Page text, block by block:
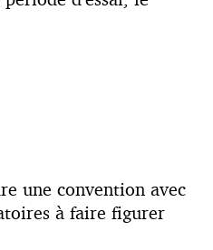
une convention avec
à faire figurer